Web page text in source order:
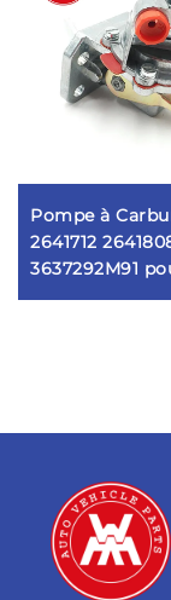
Pompe à
2641712
3637292M91
Massey